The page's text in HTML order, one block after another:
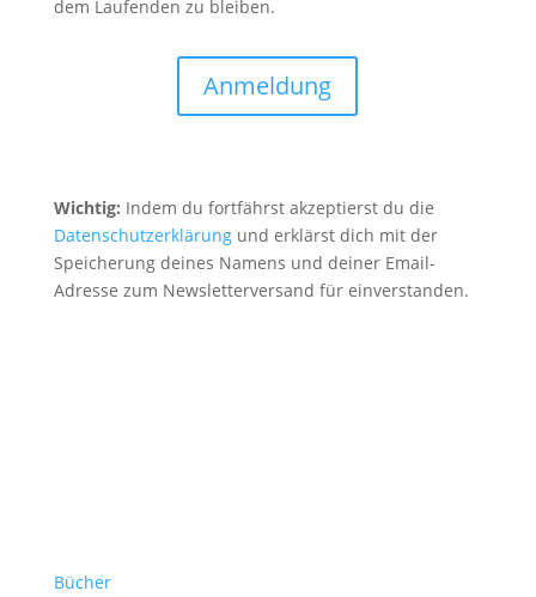
dem Laufenden zu bleiben.
Anmeldung
Wichtig: Indem du fortfährst akzeptierst du die
Datenschutzerklärungund erklärst dich mit der
Speicherung deines Namens und deiner Email-
Adresse zum Newsletterversand für einverstanden.
Bücher